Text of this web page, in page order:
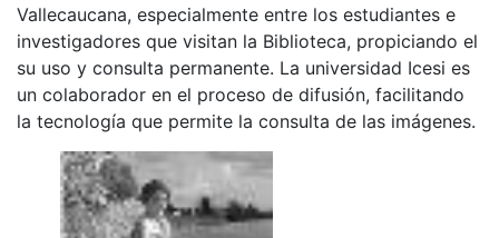
Vallecaucana, especialmente entre los estudiantes e
investigadores que visitan la Biblioteca, propiciando el
su uso y consulta permanente. La universidad Icesi es
un colaborador en el proceso de difusión, facilitando
la tecnología que permite la consulta de las imágenes.